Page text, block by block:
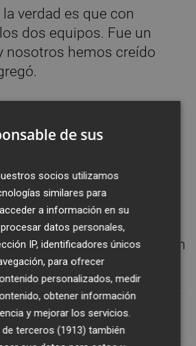
verdad es que con
dos equipos. Fue un
nosotros hemos creído
Levante, además, comentó
el gol anulado a Roger
parte fue legal.
legal porque me ha
del jugador del Getafe y la
me lo confirma, pero da
son situaciones que se dan
UD PACO LOPEZ
de sus
socios utilizamos
similares para
a información en su
datos personales,
IP, identificadores únicos
para ofrecer
personalizados, medir
obtener información
y mejorar los servicios.
terceros (1913) también